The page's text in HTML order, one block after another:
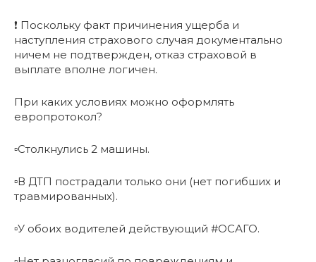
❗️ Поскольку факт причинения ущерба и
наступления страхового случая документально
ничем не подтвержден, отказ страховой в
выплате вполне логичен.
При каких условиях можно оформлять
европротокол?
▫️Столкнулись 2 машины.
▫️В ДТП пострадали только они (нет погибших и
травмированных).
▫️У обоих водителей действующий #ОСАГО.